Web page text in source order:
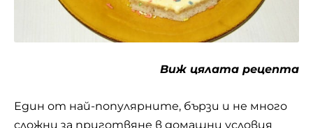
обвинения, тя е подложена на мъчения и
унижения заради вярата си, но е опазена от
всичко по чуден начин. Накрая е посечена с
меч. Знак на Света Агнеса е агнето – символ
10. Класическа овчарска салата